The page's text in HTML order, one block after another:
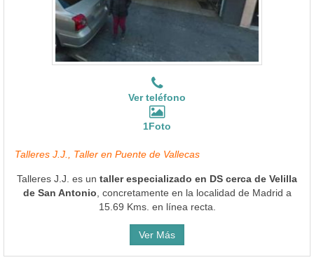
Ver teléfono
1Foto
Talleres J.J., Taller en Puente de Vallecas
Talleres J.J. es un taller especializado en DS cerca de Velilla
de San Antonio , concretamente en la localidad de Madrid a
15.69 Kms. en línea recta.
Ver Más